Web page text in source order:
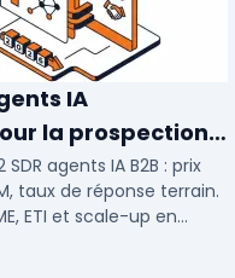
IA
la prospection
agents IA B2B : prix
taux de réponse terrain.
ETI et scale-up en